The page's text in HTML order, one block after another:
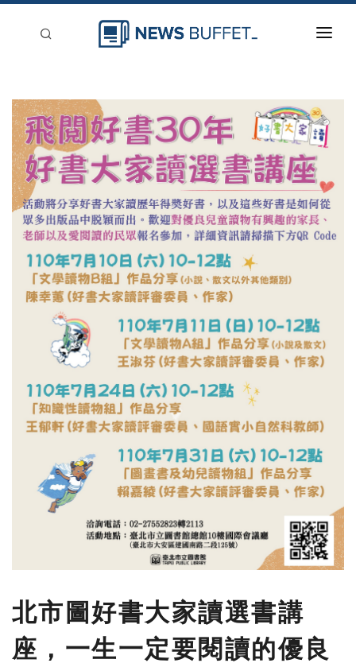
新聞稿分類
登入
刊登
北市圖好書大家讀選書講
座，一生一定要閱讀的優良